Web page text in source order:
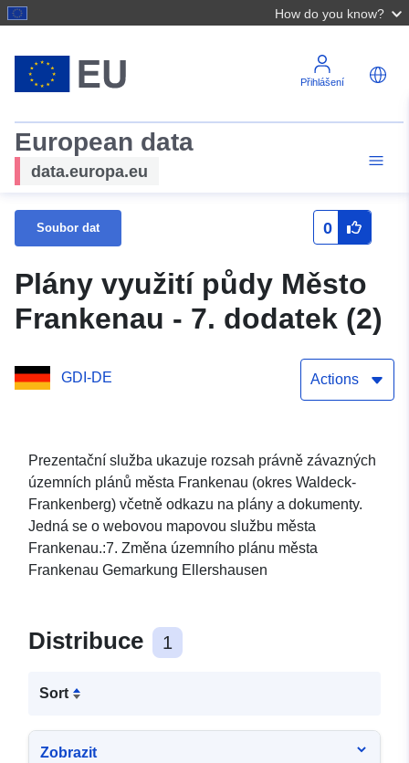
How do you know?
Přihlášení
European data
data.europa.eu
Soubor dat 0
Plány využití půdy Město
Frankenau - 7. dodatek (2)
GDI-DE Actions
Prezentační služba ukazuje rozsah právně závazných
územních plánů města Frankenau (okres Waldeck-
Frankenberg) včetně odkazu na plány a dokumenty.
Jedná se o webovou mapovou službu města
Frankenau.:7. Změna územního plánu města
Frankenau Gemarkung Ellershausen
Distribuce 1
Sort
Zobrazit